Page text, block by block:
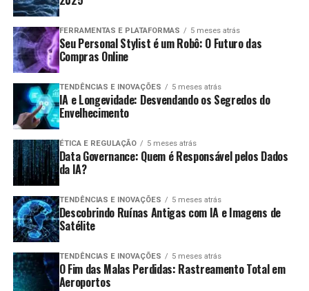
FERRAMENTAS E PLATAFORMAS 5 meses atrás
Seu Personal Stylist é um Robô: O Futuro das
Compras Online
TENDÊNCIAS E INOVAÇÕES 5 meses atrás
IA e Longevidade: Desvendando os Segredos do
Envelhecimento
ÉTICA E REGULAÇÃO 5 meses atrás
Data Governance: Quem é Responsável pelos Dados
da IA?
TENDÊNCIAS E INOVAÇÕES 5 meses atrás
Descobrindo Ruínas Antigas com IA e Imagens de
Satélite
TENDÊNCIAS E INOVAÇÕES 5 meses atrás
O Fim das Malas Perdidas: Rastreamento Total em
Aeroportos